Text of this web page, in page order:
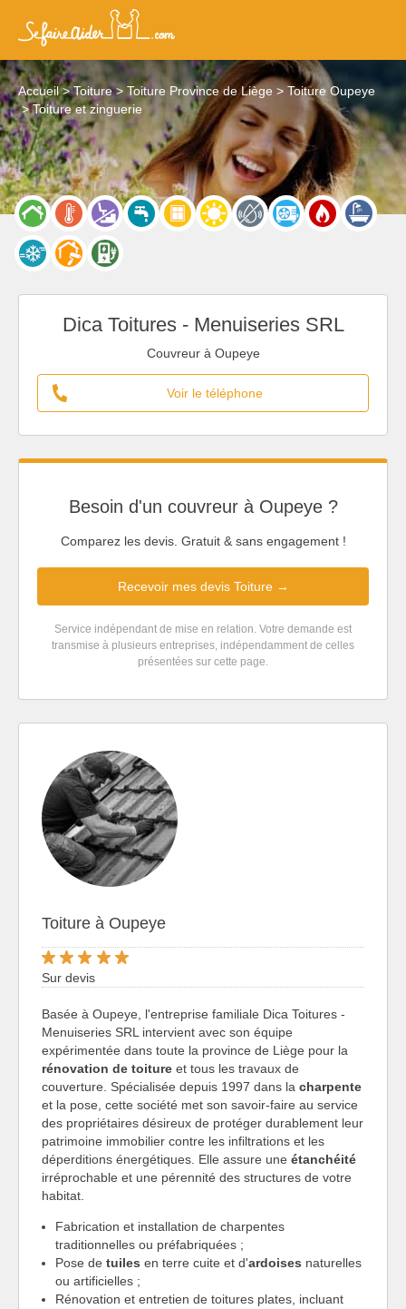
Accueil Toiture Toiture Province de Liège
Toiture Oupeye
Toiture et zinguerie
Dica Toitures - Menuiseries SRL
Couvreur à Oupeye
Voir le téléphone
Besoin d'un couvreur à Oupeye ?
Comparez les devis. Gratuit & sans engagement !
Recevoir mes devis Toiture →
Service indépendant de mise en relation. Votre demande est
transmise à plusieurs entreprises, indépendamment de celles
présentées sur cette page.
Toiture à Oupeye
Sur devis
Basée à Oupeye, l'entreprise familiale Dica Toitures -
Menuiseries SRL intervient avec son équipe
expérimentée dans toute la province de Liège pour la
rénovation de toiture et tous les travaux de
couverture. Spécialisée depuis 1997 dans la charpente
et la pose, cette société met son savoir-faire au service
des propriétaires désireux de protéger durablement leur
patrimoine immobilier contre les infiltrations et les
déperditions énergétiques. Elle assure une étanchéité
irréprochable et une pérennité des structures de votre
habitat.
Fabrication et installation de charpentes
traditionnelles ou préfabriquées ;
Pose de tuiles en terre cuite et d'ardoises naturelles
ou artificielles ;
Rénovation et entretien de toitures plates, incluant